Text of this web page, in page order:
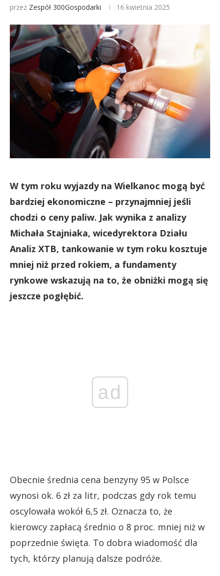
przez Zespół 300Gospodarki 16 kwietnia 2025
W tym roku wyjazdy na Wielkanoc mogą być
bardziej ekonomiczne – przynajmniej jeśli
chodzi o ceny paliw. Jak wynika z analizy
Michała Stajniaka, wicedyrektora Działu
Analiz XTB, tankowanie w tym roku kosztuje
mniej niż przed rokiem, a fundamenty
rynkowe wskazują na to, że obniżki mogą się
jeszcze pogłębić.
ad
Obecnie średnia cena benzyny 95 w Polsce
wynosi ok. 6 zł za litr, podczas gdy rok temu
oscylowała wokół 6,5 zł. Oznacza to, że
kierowcy zapłacą średnio o 8 proc. mniej niż w
poprzednie święta. To dobra wiadomość dla
tych, którzy planują dalsze podróże.